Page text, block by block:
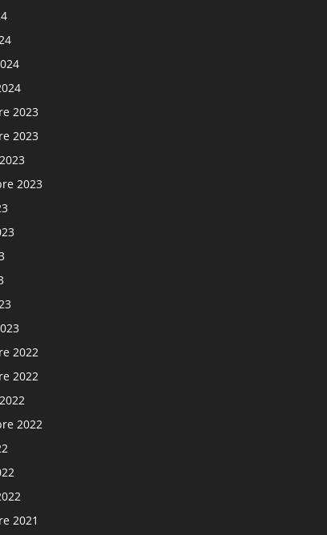
2023
2023
2023
2022
2022
2022
2021